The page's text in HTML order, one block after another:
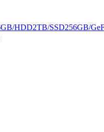
HDD2TB/SSD256GB/